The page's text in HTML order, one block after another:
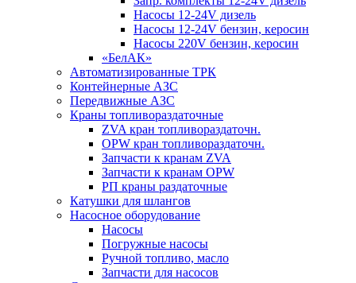
Насосы 12-24V дизель
Насосы 12-24V бензин, керосин
Насосы 220V бензин, керосин
«БелАК»
Автоматизированные ТРК
Контейнерные АЗС
Передвижные АЗС
Краны топливораздаточные
ZVA кран топливораздаточн.
OPW кран топливораздаточн.
Запчасти к кранам ZVA
Запчасти к кранам OPW
РП краны раздаточные
Катушки для шлангов
Насосное оборудование
Насосы
Погружные насосы
Ручной топливо, масло
Запчасти для насосов